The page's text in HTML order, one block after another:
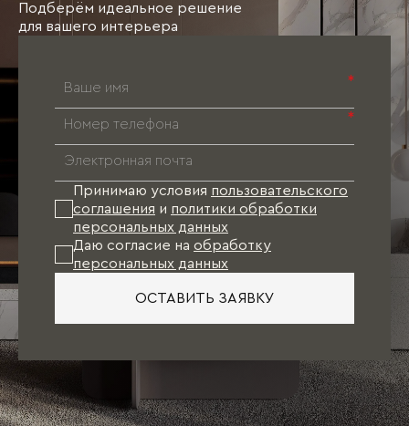
Подберём идеальное решение
для вашего интерьера
*
*
Принимаю условия пользовательского
соглашения и политики обработки
персональных данных
Даю согласие на обработку
персональных данных
ОСТАВИТЬ ЗАЯВКУ